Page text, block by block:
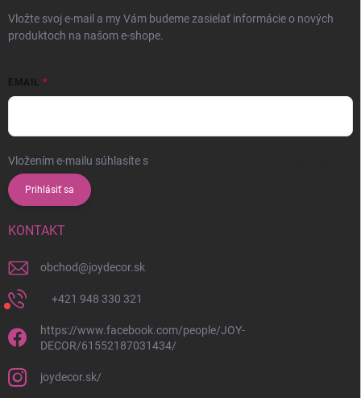
Vložte svoj e-mail a my Vám budeme zasielať informácie o nových
produktoch na našom e-shope.
EMAIL
Vložením e-mailu súhlasíte s
Prihlásiť sa
KONTAKT
obchod@joydecor.sk
+421 948 330 321
https://www.facebook.com/people/JOY-
DECOR/61552187031434/
joydecor.sk/